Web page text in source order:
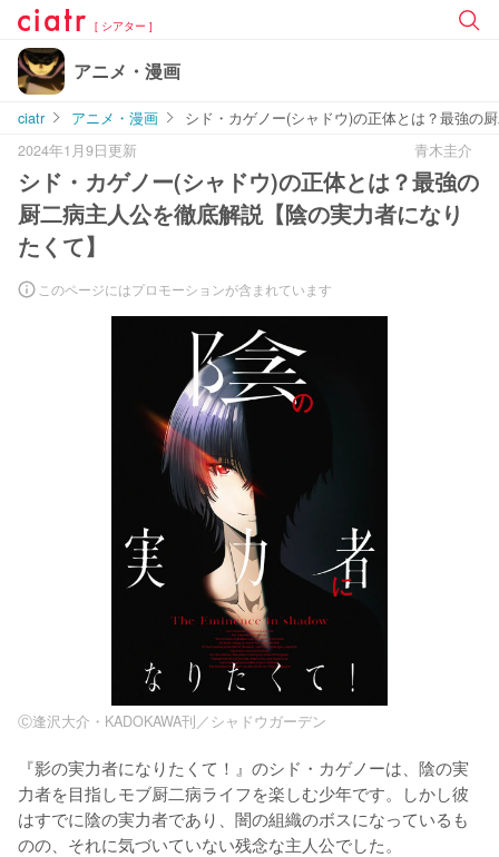
[ シアター ]
アニメ・漫画
ciatr アニメ・漫画
シド・カゲノー(シャドウ)の正体とは？最強の
2024年1月9日更新
青木圭介
シド・カゲノー(シャドウ)の正体とは？最強の
厨二病主人公を徹底解説【陰の実力者になり
たくて】
このページにはプロモーションが含まれています
Ⓒ逢沢大介・KADOKAWA刊／シャドウガーデン
『影の実力者になりたくて！』のシド・カゲノーは、陰の実
力者を目指しモブ厨二病ライフを楽しむ少年です。しかし彼
はすでに陰の実力者であり、闇の組織のボスになっているも
のの、それに気づいていない残念な主人公でした。